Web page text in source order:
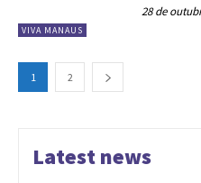
VIVA MANAUS
28 de
1 2
Latest news